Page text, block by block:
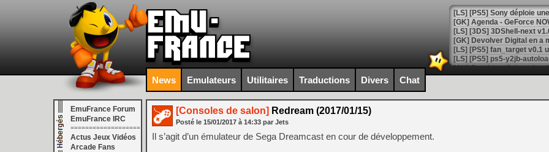
[GK] Agenda - GeForce
[GK] Devolver Digital en a
[LS] [PS5] ps5-y2jb-
[GK] Pourquoi Marvel
[GK] Test : Restory : Chill
[GK] GTA 6 : Rockstar
[GK] Hot Wheels Infinite
[GK] Mémoire cash -
[GK] Résultats Nintendo :
[GK] Déjà des
News Emulateurs Utilitaires Traductions Divers Chat
EmuFrance Forum
EmuFrance IRC
===================
Actus Jeux Vidéos
Arcade Fans
[Consoles de salon] Redream (2017/01/15)
Posté le 15/01/2017 à 14:33 par Jets
Il s’agit d’un émulateur de Sega Dreamcast en cour de développement.